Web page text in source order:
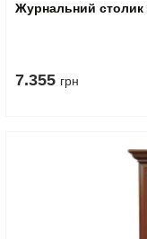
Журнальний столик
7.355 грн